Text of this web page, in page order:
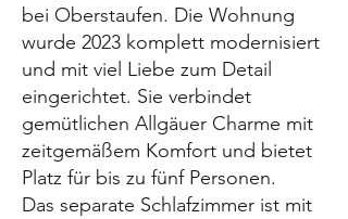
bei Oberstaufen. Die Wohnung
wurde 2023 komplett modernisiert
und mit viel Liebe zum Detail
eingerichtet. Sie verbindet
gemütlichen Allgäuer Charme mit
zeitgemäßem Komfort und bietet
Platz für bis zu fünf Personen.
Das separate Schlafzimmer ist mit